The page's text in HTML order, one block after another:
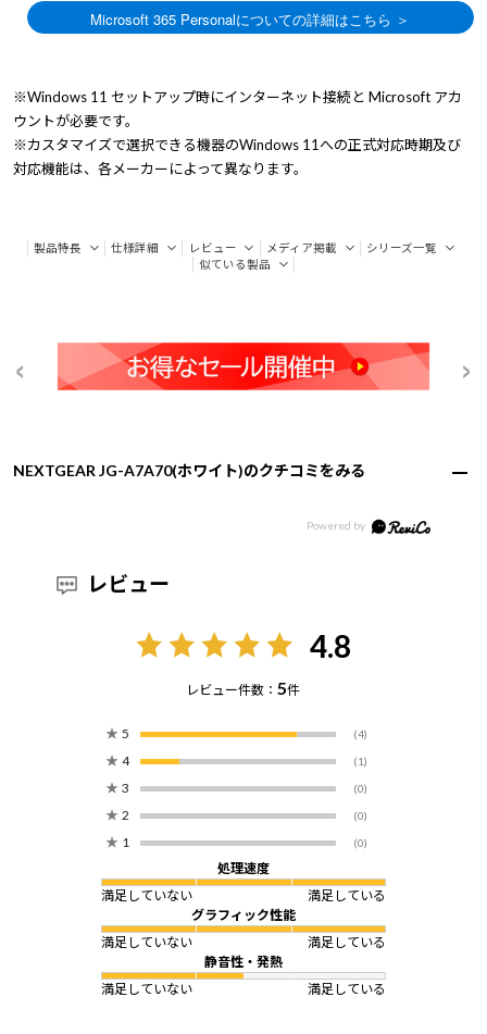
※Windows 11 セットアップ時にインターネット接続と Microsoft アカ
ウントが必要です。
※カスタマイズで選択できる機器のWindows 11への正式対応時期及び
対応機能は、各メーカーによって異なります。
製品特長 仕様詳細 レビュー メディア掲載
シリーズ一覧
似ている製品
NEXTGEAR JG-A7A70(ホワイト)のクチコミをみる
レビュー
4.8
レビュー件数：5件
★ 5 (4)
★ 4 (1)
★ 3 (0)
★ 2 (0)
★ 1 (0)
処理速度
満足していない
満足している
グラフィック性能
満足していない
満足している
静音性・発熱
満足していない
満足している